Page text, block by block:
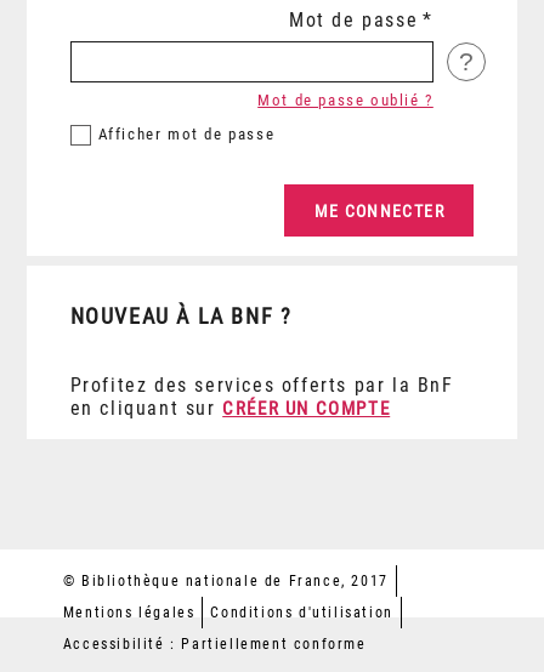
Mot de passe
?
Afficher mot de passe
Mot de passe oublié ?
NOUVEAU À LA BNF ?
Profitez des services offerts par la BnF
en cliquant sur CRÉER UN COMPTE
© Bibliothèque nationale de France, 2017
Mentions légales
Conditions d'utilisation
Accessibilité : Partiellement conforme